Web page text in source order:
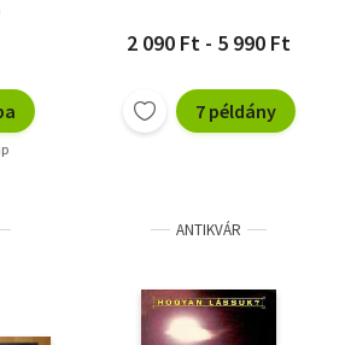
2 090 Ft - 5 990 Ft
7 példány
ANTIKVÁR